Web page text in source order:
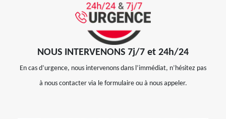
NOUS INTERVENONS 7j/7 et 24h/24
En cas d’urgence, nous intervenons dans l’immédiat, n’hésitez pas
à nous contacter via le formulaire ou à nous appeler.